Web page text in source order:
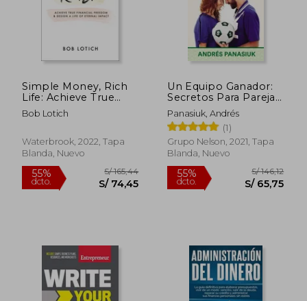
dcto. S/ 105,43
55%
dcto. S/
Simple Money, Rich
Life: Achieve True
Financial Freedom
and Design a Life of
Inglés)
Bob Lotich
Waterbrook, 2022, Tapa
Blanda, Nuevo
Un Equipo Ganador:
Secretos Para Parejas
Que Quieren Ganar
En El Juego del
Dinero
Panasiuk, Andrés
(1)
Grupo Nelson, 2021, Tapa
Blanda, Nuevo